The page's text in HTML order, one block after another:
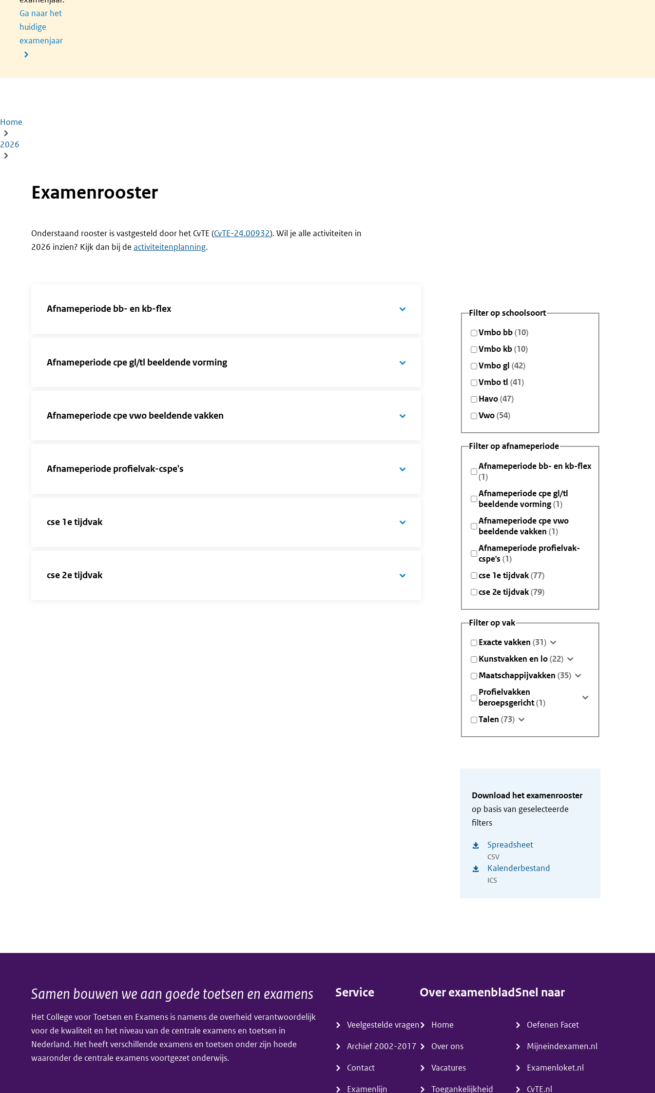
Ga naar het
huidige
examenjaar
Kruimelpad
Home
2026
Examenrooster
Onderstaand rooster is vastgesteld door het CvTE (CvTE-24.00932). Wil je alle activiteiten in
2026 inzien? Kijk dan bij de activiteitenplanning.
Filter op schoolsoort
Vmbo bb(10)
Vmbo kb(10)
Vmbo gl (42)
Vmbo tl (41)
Havo(47)
Vwo(54)
Filter op afnameperiode
Afnameperiode bb- en kb-flex
(1)
Afnameperiode cpe gl/tl
beeldende vorming(1)
Afnameperiode cpe vwo
beeldende vakken (1)
Afnameperiode profielvak-
cspe's (1)
cse 1e tijdvak(77)
cse 2e tijdvak(79)
Filter op vak
Exacte vakken (31)
Kunstvakken en lo(22)
Maatschappijvakken (35)
Profielvakken
beroepsgericht(1)
Talen (73)
Afnameperiode bb- en kb-flex
Afnameperiode cpe gl/tl beeldende vorming
Afnameperiode cpe vwo beeldende vakken
Afnameperiode profielvak-cspe's
cse 1e tijdvak
cse 2e tijdvak
Download het examenrooster
op basis van geselecteerde
filters
Spreadsheet
CSV
Kalenderbestand
ICS
Algemene
informatie
Samen bouwen we aan goede toetsen en examens
Het College voor Toetsen en Examens is namens de overheid verantwoordelijk
voor de kwaliteit en het niveau van de centrale examens en toetsen in
Nederland. Het heeft verschillende examens en toetsen onder zijn hoede
waaronder de centrale examens voortgezet onderwijs.
Service
Veelgestelde vragen
Archief 2002-2017
Contact
Examenlijn
Over examenblad
Home
Over ons
Vacatures
Toegankelijkheid
Snel naar
Oefenen Facet
Mijneindexamen.nl
Examenloket.nl
CvTE.nl